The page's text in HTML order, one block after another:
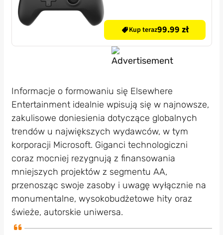
Kup teraz99.99 zł
Informacje o formowaniu się Elsewhere
Entertainment idealnie wpisują się w najnowsze,
zakulisowe doniesienia dotyczące globalnych
trendów u największych wydawców, w tym
korporacji Microsoft. Giganci technologiczni
coraz mocniej rezygnują z finansowania
mniejszych projektów z segmentu AA,
przenosząc swoje zasoby i uwagę wyłącznie na
monumentalne, wysokobudżetowe hity oraz
świeże, autorskie uniwersa.